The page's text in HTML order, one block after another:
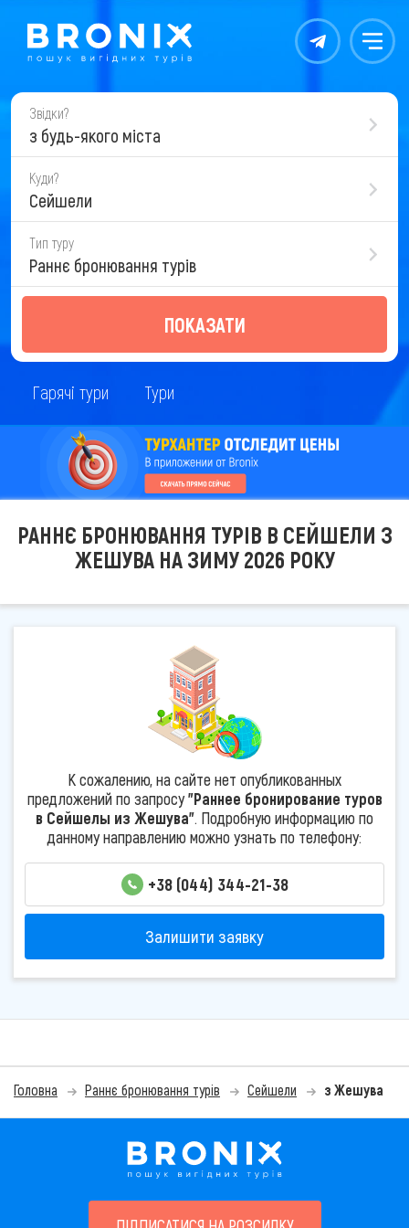
Контакты Меню
Звідки?
з будь-якого міста
Куди?
Сейшели
Тип туру
Раннє бронювання турів
ПОКАЗАТИ
Гарячі тури Тури
РАННЄ БРОНЮВАННЯ ТУРІВ В СЕЙШЕЛИ З
ЖЕШУВА НА ЗИМУ 2026 РОКУ
К сожалению, на сайте нет опубликованных
предложений по запросу"Раннее бронирование туров
в Сейшелы из Жешува". Подробную информацию по
данному направлению можно узнать по телефону:
+38 (044) 344-21-38
Залишити заявку
Головна Раннє бронювання турів Сейшели з Жешува